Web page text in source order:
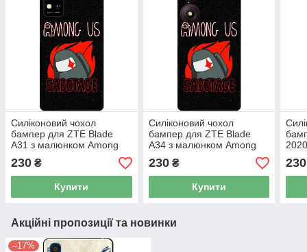
Силіконовий чохол
бампер для ZTE Blade
A31 з малюнком Among
Us Амонг Ас Саботаж
230 ₴
Купити
Силіконовий чохол
бампер для ZTE Blade
A34 з малюнком Among
Us Амонг Ас Саботаж
230₴
Купити
Us
230
Акційні пропозиції та новинки
–17%